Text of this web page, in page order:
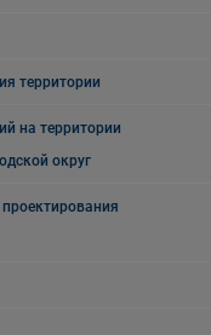
территории
на территории
округ